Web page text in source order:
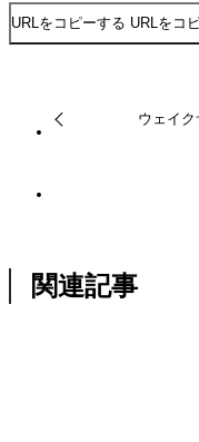
URLをコピーする URLをコ
ウェイ
関連記事